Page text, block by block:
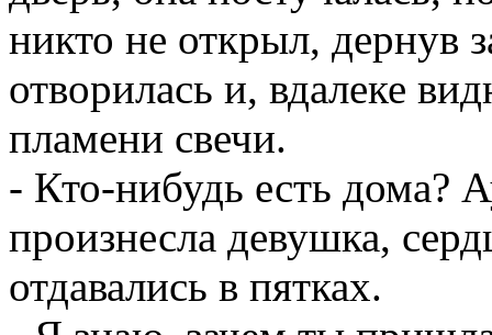
никто не открыл, дернув
отворилась и, вдалеке
пламени свечи.
- Кто-нибудь есть
произнесла девушка,
отдавались в пятках.